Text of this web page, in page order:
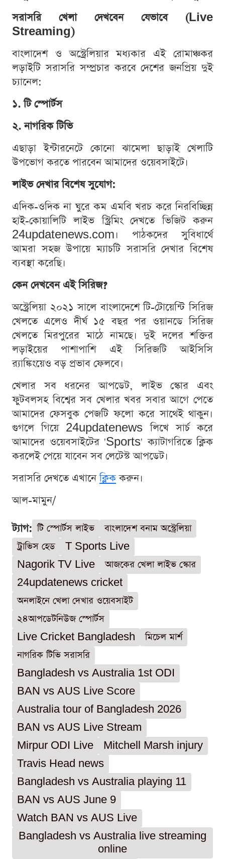
সরাসরি খেলা দেখবেন যেভাবে (Live
Streaming)
বাংলাদেশ ও অস্ট্রেলিয়ার মধ্যকার এই রোমাঞ্চকর
লড়াইটি সরাসরি সম্প্রচার করবে দেশের জনপ্রিয় দুই
চ্যানেল:
১. টি স্পোর্টস
২. নাগরিক টিভি
এছাড়া ইন্টারনেটে কোনো ঝামেলা ছাড়াই খেলাটি
উপভোগ করতে পারবেন আমাদের ওয়েবসাইটে।
লাইভ দেখার বিশেষ সুযোগ:
এদিক-ওদিক না ঘুরে কম এমবি খরচ করে নিরবিচ্ছিন্ন
হাই-কোয়ালিটি লাইভ স্ট্রিমিং দেখতে ভিজিট করুন
24updatenews.com। পাঠকদের সুবিধার্থে
আমরা সহজ উপায়ে ম্যাচটি সরাসরি দেখার বিশেষ
ব্যবস্থা করেছি।
কেন দেখবেন এই সিরিজ?
অস্ট্রেলিয়া ২০২১ সালে বাংলাদেশে টি-টোয়েন্টি সিরিজ
খেলতে এলেও দীর্ঘ ১৫ বছর পর ওয়ানডে সিরিজ
খেলতে মিরপুরের মাঠে নামছে। দুই দলের শক্তির
লড়াইয়ের পাশাপাশি এই সিরিজটি আইসিসি
র‍্যাঙ্কিংয়েও বড় প্রভাব ফেলবে।
খেলার সব ধরনের আপডেট, লাইভ স্কোর এবং
ফুটবলসহ বিশ্বের সব খেলার খবর সবার আগে পেতে
আমাদের ফেসবুক পেজটি ফলো করে সাথেই থাকুন।
গুগলে গিয়ে 24updatenews লিখে সার্চ করে
আমাদের ওয়েবসাইটের 'Sports' ক্যাটাগরিতে ক্লিক
করলেই পেয়ে যাবেন সব লেটেস্ট আপডেট।
সরাসরি দেখতে এখানেক্লিককরুন।
আল-মামুন/
ট্যাগ: টি স্পোর্টস লাইভ
বাংলাদেশ বনাম অস্ট্রেলিয়া
ট্রাভিস হেড
T Sports Live
Nagorik TV Live
আজকের খেলা লাইভ স্কোর
24updatenews cricket
অনলাইনে খেলা দেখার ওয়েবসাইট
২৪আপডেটনিউজ স্পোর্টস
Live Cricket Bangladesh
মিচেল মার্শ
নাগরিক টিভি সরাসরি
Bangladesh vs Australia 1st ODI
BAN vs AUS Live Score
Australia tour of Bangladesh 2026
BAN vs AUS Live Stream
Mirpur ODI Live
Mitchell Marsh injury
Travis Head news
Bangladesh vs Australia playing 11
BAN vs AUS June 9
Watch BAN vs AUS Live
Bangladesh vs Australia live streaming
online